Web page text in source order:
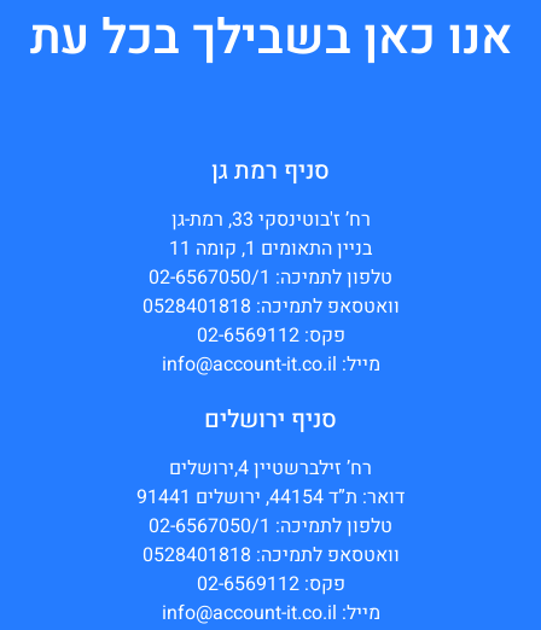
אנו כאן בשבילך בכל עת
סניף רמת גן
רח’ ז'בוטינסקי 33, רמת-גן
בניין התאומים 1, קומה 11
טלפון לתמיכה: 02-6567050/1
וואטסאפ לתמיכה: 0528401818
פקס: 02-6569112
מייל: info@account-it.co.il
סניף ירושלים
רח’ זילברשטיין 4,ירושלים
דואר: ת”ד 44154, ירושלים 91441
טלפון לתמיכה: 02-6567050/1
וואטסאפ לתמיכה: 0528401818
פקס: 02-6569112
מייל: info@account-it.co.il